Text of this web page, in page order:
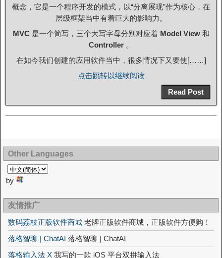
概念，它是一个程序开发的模式，以“分离展现”作为核心，在
层级框架当中有着巨大的影响力。
MVC是一个简写，三个大写字母分别对应着 Model View和
Controller 。
在如今我们创建的应用软件当中，很多情况下又要使[……]
点击跳转以继续阅读
Read Post
Other Languages
by
友情推广
数码荔枝正版软件商城 老牌正版软件商城，正版软件方便购！
落格智聊 | ChatAI 落格智聊 | ChatAI
落格输入法 X 我写的一款 iOS 平台双拼输入法